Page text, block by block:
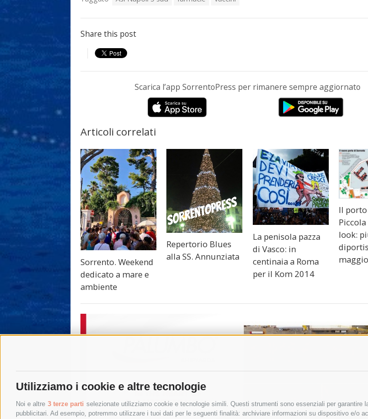
Utilizziamo i cookie e altre tecnologie
Noi e altre 3 terze parti selezionate utilizziamo cookie e tecnologie simili. Questi strumenti sono essenziali per
pubblicitari. Ad esempio, potremmo utilizzare i tuoi dati per le seguenti finalità: archiviare informazioni su dispositivo e/o
Share this post
Scarica l’app SorrentoPress per rimanere sempre aggiornato
Articoli correlati
Sorrento. Weekend
dedicato a mare e
ambiente
Repertorio Blues
alla SS. Annunziata
La penisola pazza
di Vasco: in
centinaia a Roma
per il Kom 2014
Il
look: